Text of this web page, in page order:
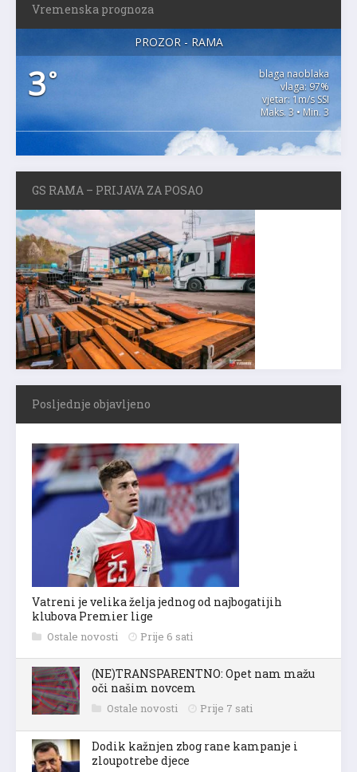
Vremenska prognoza
PROZOR - RAMA
3°
blaga naoblaka
vlaga: 97%
vjetar: 1m/s SSI
Maks. 3 • Min. 3
GS RAMA – PRIJAVA ZA POSAO
Posljednje objavljeno
Vatreni je velika želja jednog od najbogatijih
klubova Premier lige
Ostale novosti Prije 6 sati
(NE)TRANSPARENTNO: Opet nam mažu
oči našim novcem
Ostale novosti Prije 7 sati
Dodik kažnjen zbog rane kampanje i
zloupotrebe djece